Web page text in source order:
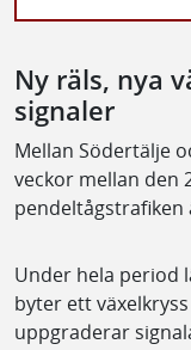
Ny räls, nya
signaler
Mellan Södertälje
veckor mellan den
pendeltågstrafiken
Under hela period
byter ett
uppgraderar